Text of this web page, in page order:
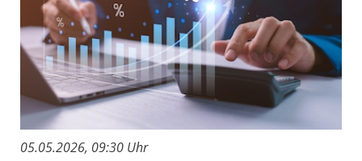
05.05.2026, 09:30 Uhr